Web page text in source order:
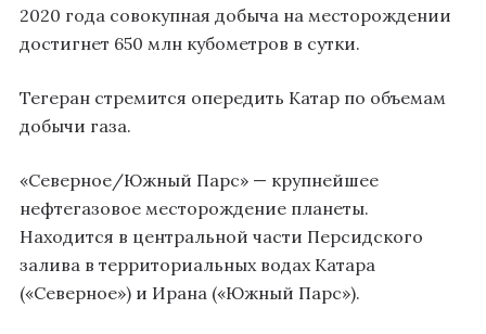
2020 года совокупная добыча на месторождении
достигнет 650 млн кубометров в сутки.
Тегеран стремится опередить Катар по объемам
добычи газа.
«Северное/Южный Парс» — крупнейшее
нефтегазовое месторождение планеты.
Находится в центральной части Персидского
залива в территориальных водах Катара
(«Северное») и Ирана («Южный Парс»).